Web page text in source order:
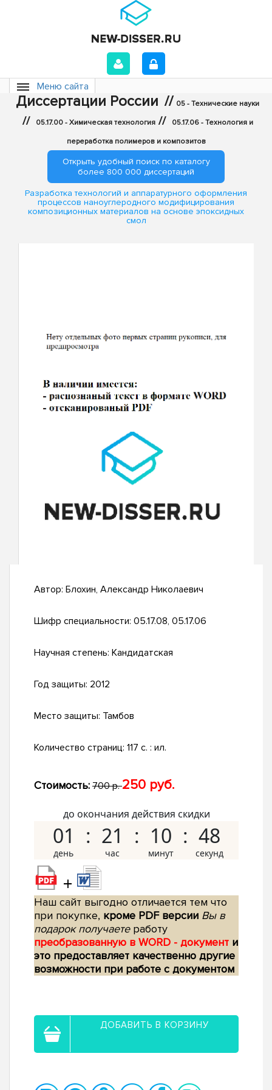
Меню сайта
Диссертации России // 05 - Технические науки
// 05.17.00 - Химическая технология // 05.17.06 - Технология и
переработка полимеров и композитов
Открыть удобный поиск по каталогу
более 800 000 диссертаций
Разработка технологий и аппаратурного оформления
процессов наноуглеродного модифицирования
композиционных материалов на основе эпоксидных
смол
Автор: Блохин, Александр Николаевич
Шифр специальности: 05.17.08, 05.17.06
Научная степень: Кандидатская
Год защиты: 2012
Место защиты: Тамбов
Количество страниц: 117 с. : ил.
Стоимость: 700 р.250 руб.
до окончания действия скидки
01 21 10 47
+
Наш сайт выгодно отличается тем что
при покупке, кроме PDF версии Вы в
подарок получаетеработу
преобразованную в WORD - документ и
это предоставляет качественно другие
возможности при работе с документом
ДОБАВИТЬ В КОРЗИНУ